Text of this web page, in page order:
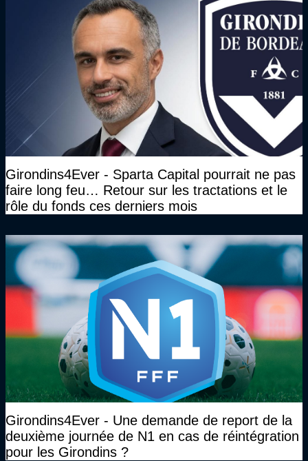
Girondins4Ever - Sparta Capital pourrait ne pas
faire long feu… Retour sur les tractations et le
rôle du fonds ces derniers mois
Girondins4Ever - Une demande de report de la
deuxième journée de N1 en cas de réintégration
pour les Girondins ?